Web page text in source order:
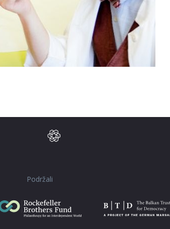
Podržali